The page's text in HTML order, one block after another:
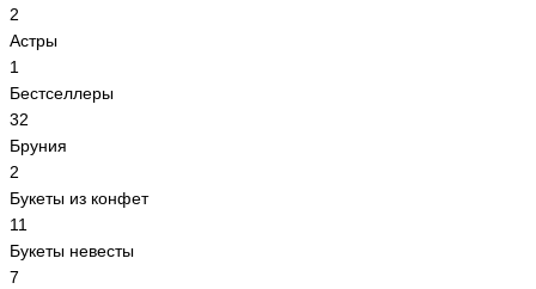
2
Астры
1
Бестселлеры
32
Бруния
2
Букеты из конфет
11
Букеты невесты
7